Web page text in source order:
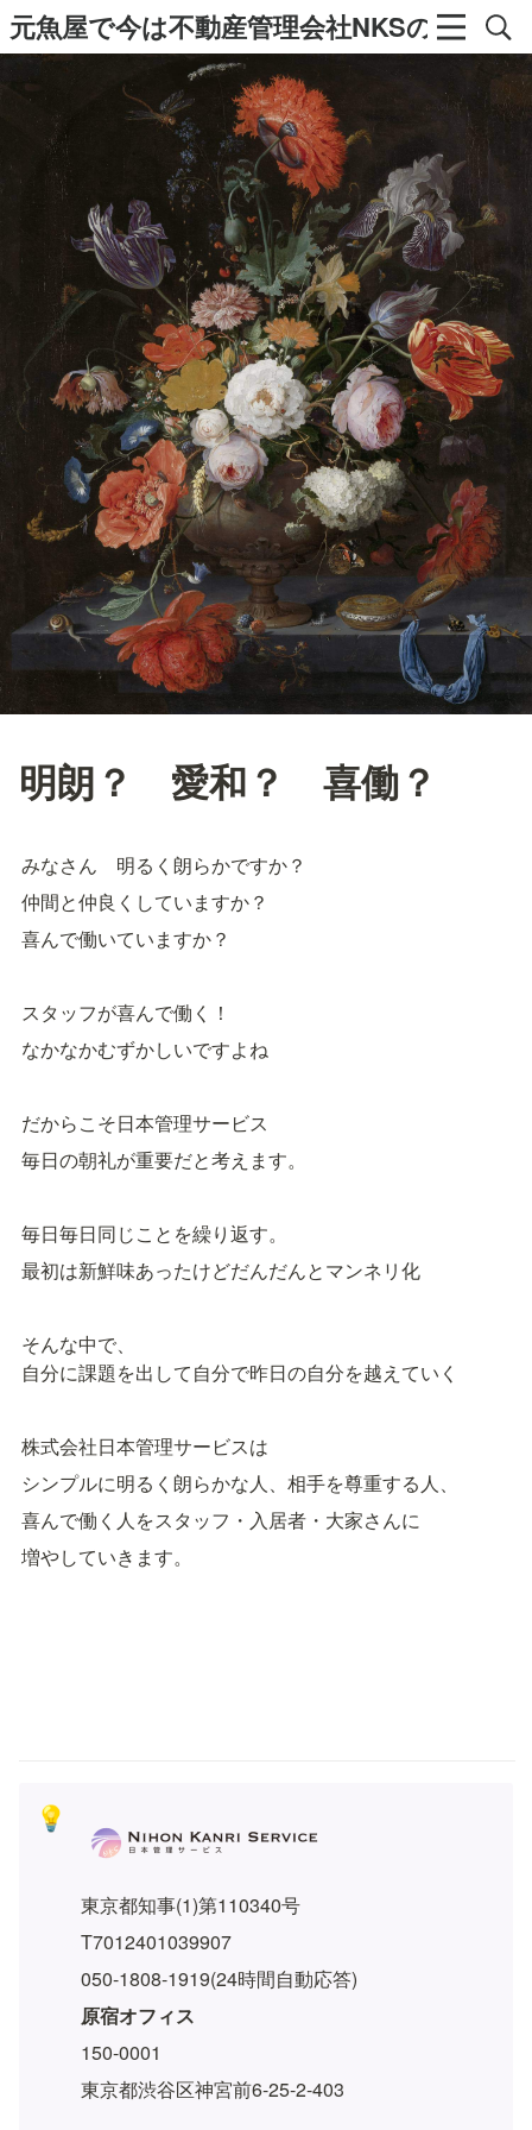
元魚屋で今は不動産管理会社NKSの社長の
明朗？ 愛和？ 喜働？
みなさん　明るく朗らかですか？
仲間と仲良くしていますか？
喜んで働いていますか？
スタッフが喜んで働く！
なかなかむずかしいですよね
だからこそ日本管理サービス
毎日の朝礼が重要だと考えます。
毎日毎日同じことを繰り返す。
最初は新鮮味あったけどだんだんとマンネリ化
そんな中で、
自分に課題を出して自分で昨日の自分を越えていく
株式会社日本管理サービスは
シンプルに明るく朗らかな人、相手を尊重する人、
喜んで働く人をスタッフ・入居者・大家さんに
増やしていきます。
💡
東京都知事(1)第110340号
T7012401039907
050-1808-1919(24時間自動応答)
原宿オフィス
150-0001
東京都渋谷区神宮前6-25-2-403